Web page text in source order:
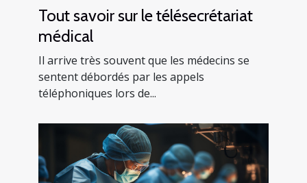
Tout savoir sur le télésecrétariat
médical
Il arrive très souvent que les médecins se
sentent débordés par les appels
téléphoniques lors de...